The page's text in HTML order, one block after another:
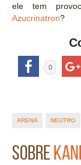
ele tem
Azucrinatron?
0
ARENA NEUTRO
Sobre